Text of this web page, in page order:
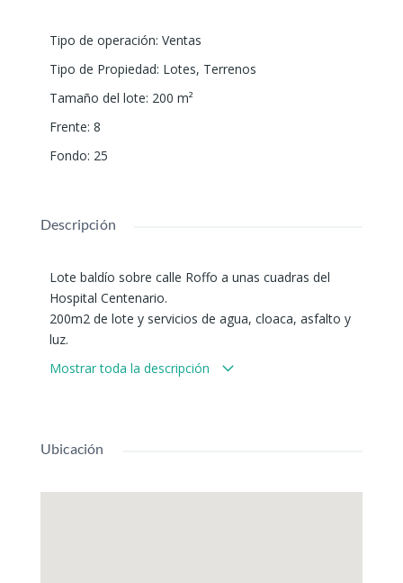
Tipo de operación: Ventas
Tipo de Propiedad: Lotes, Terrenos
Tamaño del lote: 200 m²
Frente: 8
Fondo: 25
Descripción
Lote baldío sobre calle Roffo a unas cuadras del
Hospital Centenario.
200m2 de lote y servicios de agua, cloaca, asfalto y
luz.
Mostrar toda la descripción
Ubicación